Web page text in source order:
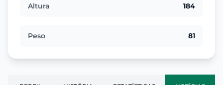
Altura 184
Peso 81